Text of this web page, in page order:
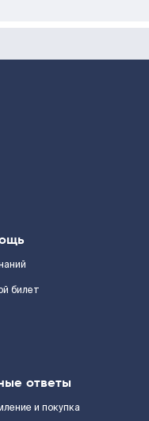
билет
ответы
и покупка